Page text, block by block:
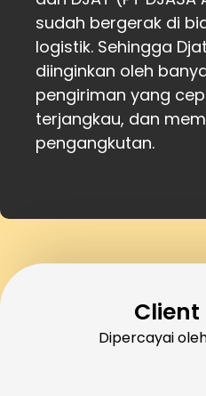
sudah bergerak di
logistik. Sehingga
diinginkan oleh
pengiriman yang
terjangkau, dan
pengangkutan.
Client
Dipercayai